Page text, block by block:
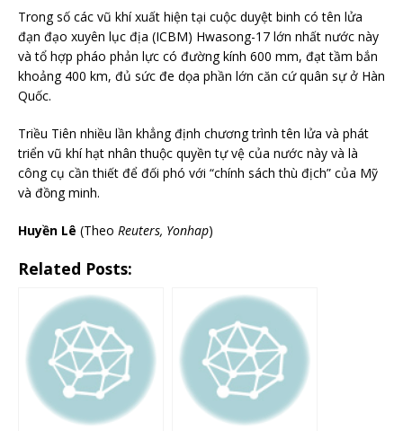
Trong số các vũ khí xuất hiện tại cuộc duyệt binh có tên lửa
đạn đạo xuyên lục địa (ICBM) Hwasong-17 lớn nhất nước này
và tổ hợp pháo phản lực có đường kính 600 mm, đạt tầm bắn
khoảng 400 km, đủ sức đe dọa phần lớn căn cứ quân sự ở Hàn
Quốc.
Triều Tiên nhiều lần khẳng định chương trình tên lửa và phát
triển vũ khí hạt nhân thuộc quyền tự vệ của nước này và là
công cụ cần thiết để đối phó với “chính sách thù địch” của Mỹ
và đồng minh.
Huyền Lê (Theo Reuters, Yonhap)
Related Posts: